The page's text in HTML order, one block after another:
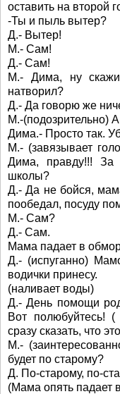
оставить на второй
-Ты и пыль вытер?
Д.- Вытер!
М.- Сам!
Д.- Сам!
М.- Дима, ну
натворил?
Д.- Да говорю же
М.-(подозрительно)
Дима.- Просто так.
М.- (завязывает
Дима, правду!!! За
школы?
Д.- Да не бойся,
пообедал, посуду
М.- Сам?
Д.- Сам.
Мама падает в
Д.- (испуганно)
водички принесу.
(наливает воды)
Д.- День помощи
Вот полюбуйтесь!
сразу сказать, что
М.-
будет по старому?
Д. По-старому, по-
(Мама опять падает